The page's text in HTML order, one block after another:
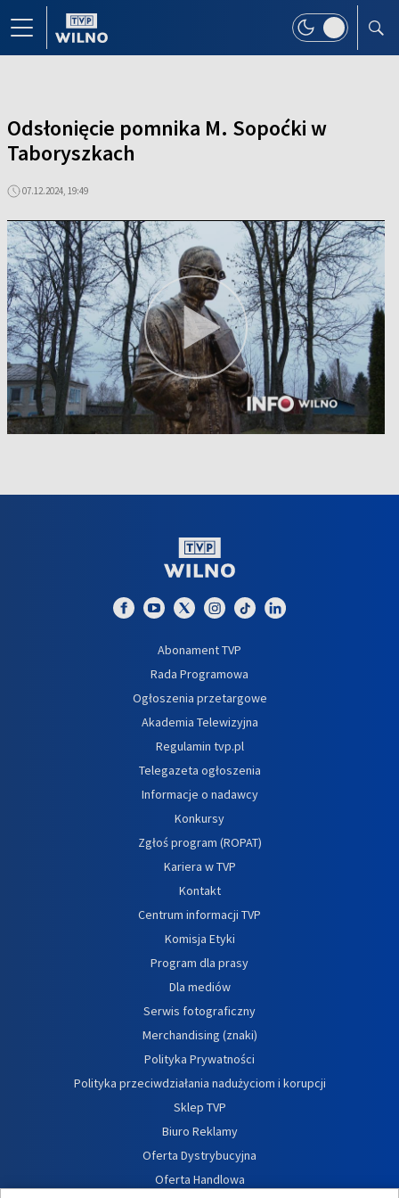
Odsłonięcie pomnika M. Sopoćki w
Taboryszkach
07.12.2024, 19:49
Abonament TVP
Rada Programowa
Ogłoszenia przetargowe
Akademia Telewizyjna
Regulamin tvp.pl
Telegazeta ogłoszenia
Informacje o nadawcy
Konkursy
Zgłoś program (ROPAT)
Kariera w TVP
Kontakt
Centrum informacji TVP
Komisja Etyki
Program dla prasy
Dla mediów
Serwis fotograficzny
Merchandising (znaki)
Polityka Prywatności
Polityka przeciwdziałania nadużyciom i korupcji
Sklep TVP
Biuro Reklamy
Oferta Dystrybucyjna
Oferta Handlowa